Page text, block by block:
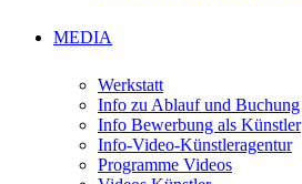
MEDIA
Werkstatt
Info zu Ablauf und Buchung
Info Bewerbung als Künstler
Info-Video-Künstleragentur
Programme Videos